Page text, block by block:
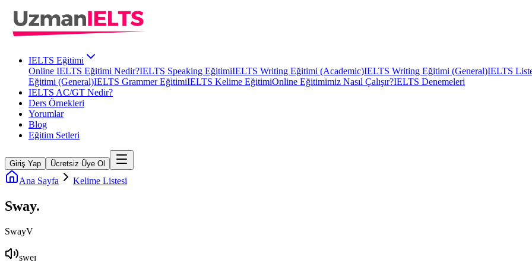
IELTS Eğitimi
Online IELTS Eğitimi Nedir?IELTS Speaking EğitimiIELTS Writing Eğitimi (Academic)IELTS Writing Eğitimi (General)IELTS
Eğitimi (General)IELTS Grammer EğitimiIELTS Kelime EğitimiOnline Eğitimimiz Nasıl Çalışır?IELTS Denemeleri
IELTS AC/GT Nedir?
Ders Örnekleri
Yorumlar
Blog
Eğitim Setleri
Giriş Yap Ücretsiz Üye Ol
Ana Sayfa Kelime Listesi
Sway.
SwayV
sweɪ